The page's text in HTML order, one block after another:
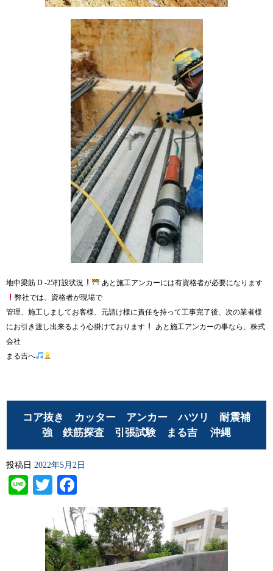
地中梁筋 D -25打設状況
あと施工アンカーには有資格者が必要になります
弊社では、資格者が現場で
管理、施工しましてお客様、元請け様に責任を持って工事完了後、次の業者様
にお引き渡し出来るよう心掛けております
あと施工アンカーの事なら、株式
会社
まる吉へ
コア抜き カッター アンカー ハツリ 耐震補
強 鉄筋探査 引張試験 まる吉 沖縄
投稿日 2022年5月2日
LineTwitter